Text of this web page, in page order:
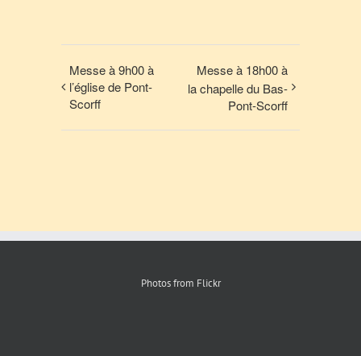
Messe à 9h00 à
l’église de Pont-
Scorff
Messe à 18h00 à
la chapelle du Bas-
Pont-Scorff
Photos from Flickr